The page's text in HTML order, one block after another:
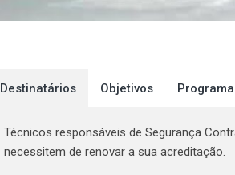
Destinatários Objetivos Programa
Técnicos responsáveis de Segurança
necessitem de renovar a sua acreditação.